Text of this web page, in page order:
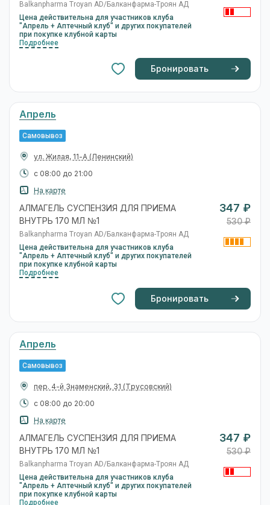
АЛМАГЕЛЬ СУСПЕНЗИЯ ДЛЯ ПРИЕМА
ВНУТРЬ 170 МЛ №1
Balkanpharma Troyan AD/Балканфарма-Троян АД
Цена действительна для участников клуба
"Апрель + Аптечный клуб" и других покупателей
при покупке клубной карты
347 ₽
Бронировать
Самовывоз
пр-кт. Бумажников, 2
с 08:00 до 20:00
На карте
АЛМАГЕЛЬ СУСПЕНЗИЯ ДЛЯ ПРИЕМА
ВНУТРЬ 170 МЛ №1
Balkanpharma Troyan AD/Балканфарма-Троян АД
Цена действительна для участников клуба
"Апрель + Аптечный клуб" и других покупателей
при покупке клубной карты
347 ₽
Бронировать
Самовывоз
ул. Яблочкова, 1-В
с 08:00 до 20:00
На карте
АЛМАГЕЛЬ СУСПЕНЗИЯ ДЛЯ ПРИЕМА
ВНУТРЬ 170 МЛ №1
Balkanpharma Troyan AD/Балканфарма-Троян АД
347 ₽